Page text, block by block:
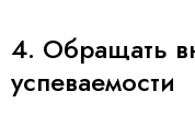
4. Обращать
успеваемости